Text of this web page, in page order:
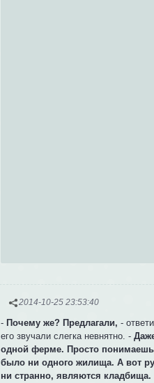
2014-10-25 23:53:40
- Почему же? Предлагали, -
его звучали слегка невнятно. -
одной ферме. Просто
было ни одного жилища. А вот
ни странно, являются кладбища.